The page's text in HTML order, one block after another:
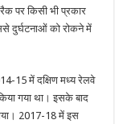
पर किसी भी प्रकार
दुर्घटनाओं को रोकने में
15 में दक्षिण मध्य रेलवे
गया था। इसके बाद
2017-18 में इस